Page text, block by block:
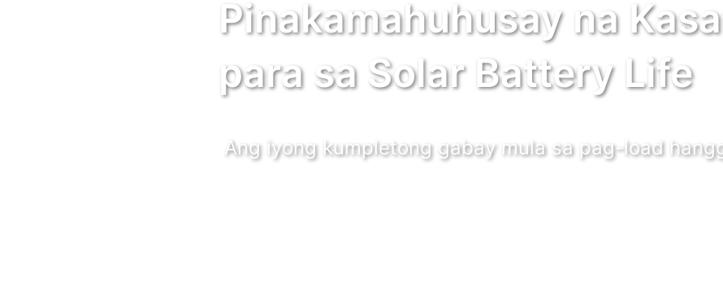
Pinakamahuhusay na
para sa Solar Battery Life
Ang iyong kumpletong gabay mula sa pag-load